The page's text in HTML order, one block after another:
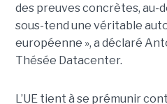
des preuves concrètes, au-
sous-tend une véritable
européenne », a déclaré
Thésée Datacenter.
L’UE tient à se prémunir